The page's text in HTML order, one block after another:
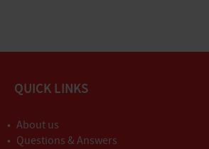
QUICK LINKS
About us
Questions & Answers